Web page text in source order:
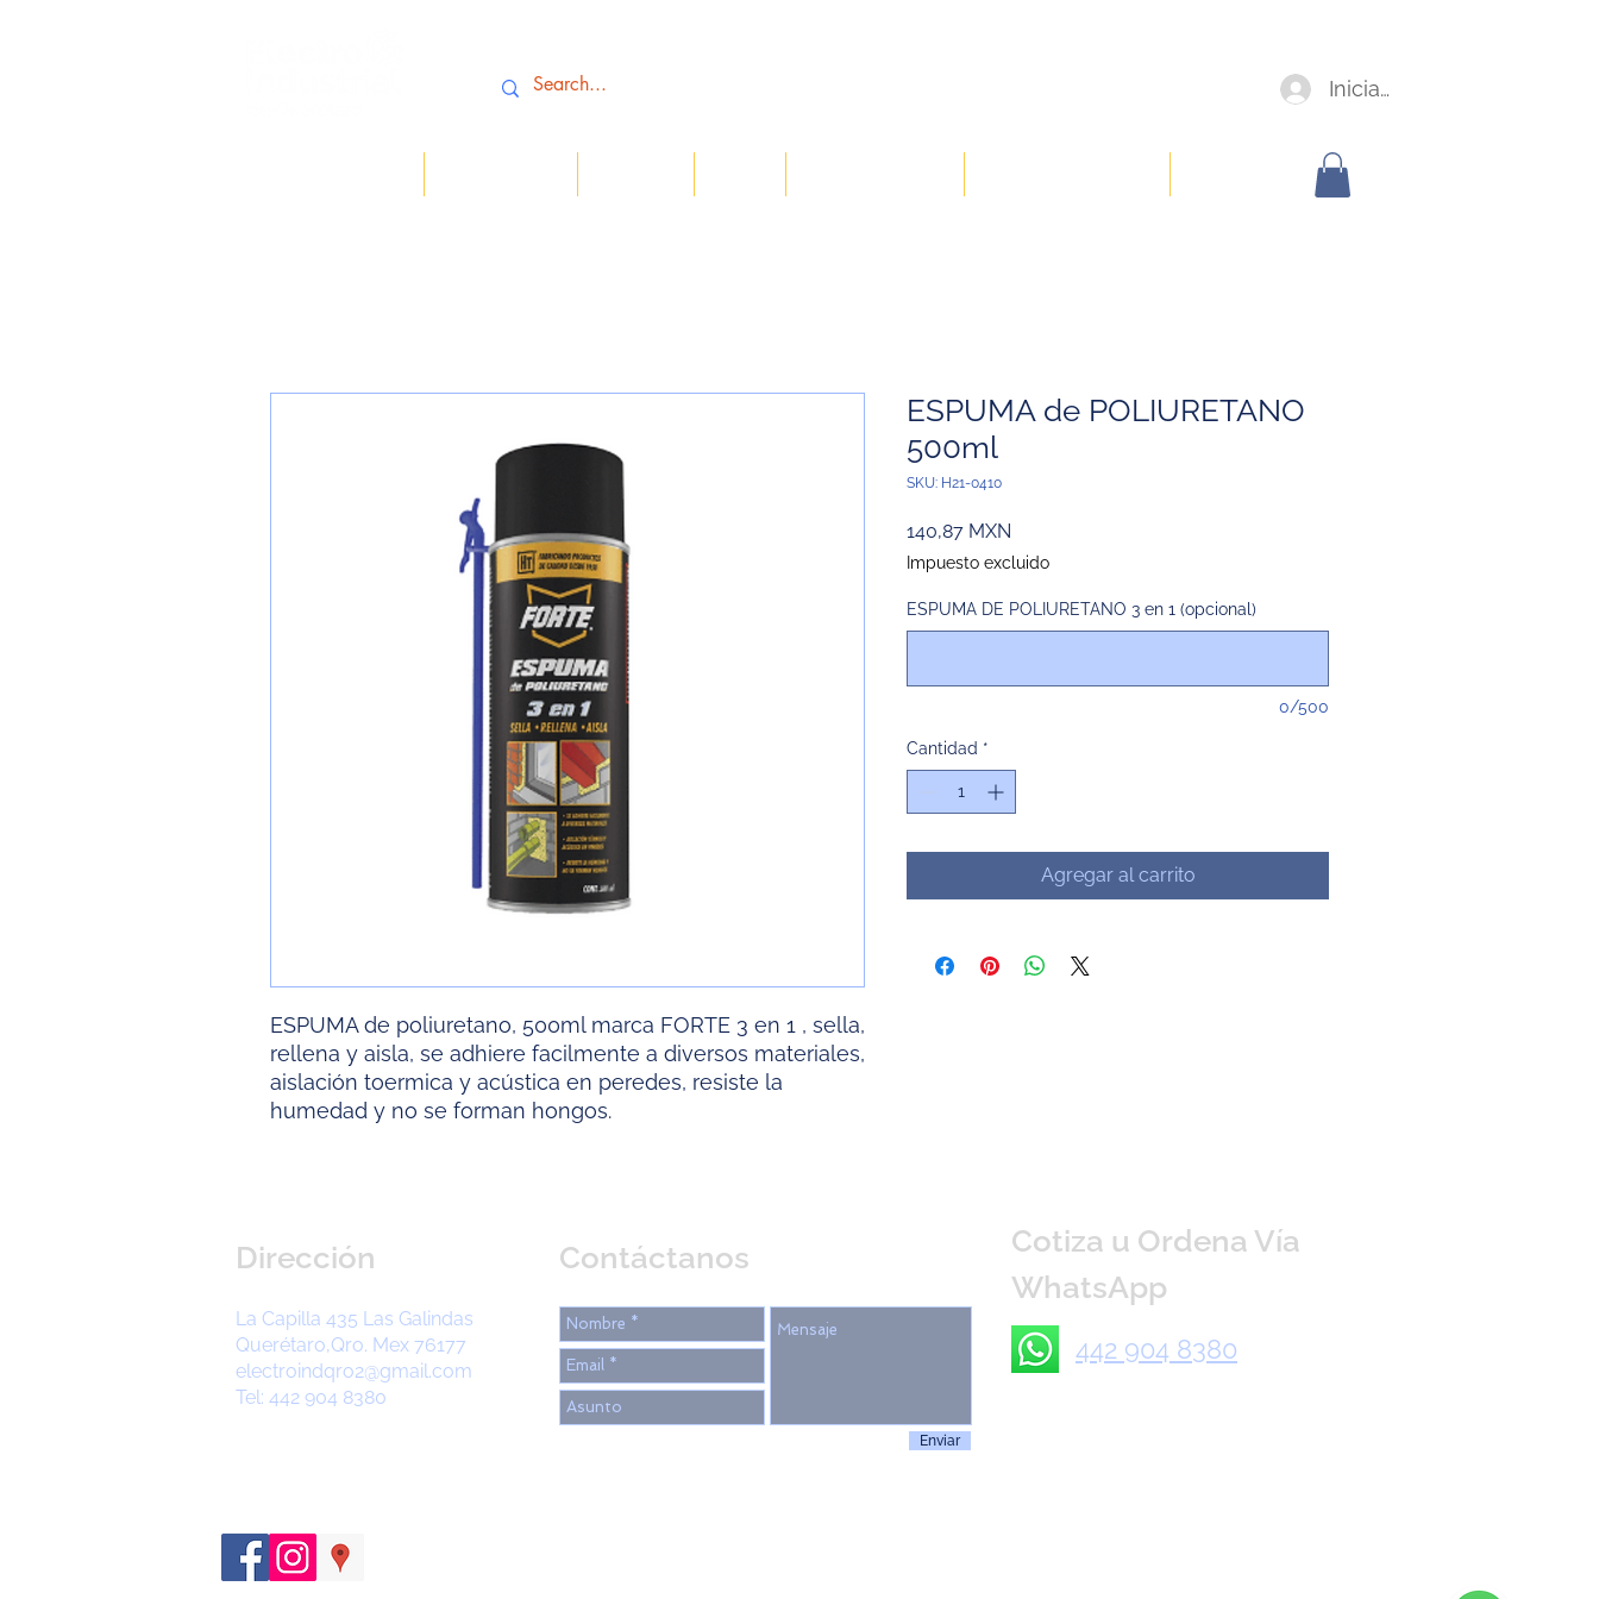
Iniciar sesión
ESPUMA de poliuretano, 500ml marca FORTE 3 en 1 , sella,
rellena y aisla, se adhiere facilmente a diversos materiales,
aislación toermica y acústica en peredes, resiste la
humedad y no se forman hongos.
ESPUMA de POLIURETANO
500ml
SKU: H21-0410
140,87 MXN
Impuesto excluido
ESPUMA DE POLIURETANO 3 en 1 (opcional)
0/500
Cantidad *
Agregar al carrito
Dirección
La Capilla 435 Las Galindas
Querétaro,Qro. Mex 76177
electroindqro2@gmail.com
Tel: 442 904 8380
Contáctanos
Enviar
Cotiza u Ordena Vía
WhatsApp
442 904 8380